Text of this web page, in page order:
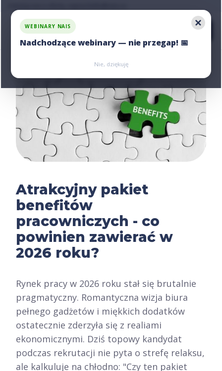
Atrakcyjny pakiet
benefitów
pracowniczych - co
powinien zawierać w
2026 roku?
Rynek pracy w 2026 roku stał się brutalnie
pragmatyczny. Romantyczna wizja biura
pełnego gadżetów i miękkich dodatków
ostatecznie zderzyła się z realiami
ekonomicznymi. Dziś topowy kandydat
podczas rekrutacji nie pyta o strefę relaksu,
ale kalkuluje na chłodno: "Czy ten pakiet
WEBINARY NAIS
Nadchodzące webinary — nie przegap! 📅
Zarejestruj się
Zarejestruj się
Nie, dziękuję